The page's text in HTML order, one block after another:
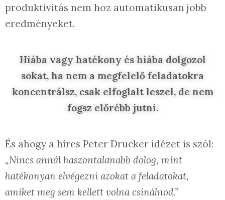
produktivitás nem hoz automatikusan jobb
eredményeket.
Hiába vagy hatékony és hiába dolgozol
sokat, ha nem a megfelelő feladatokra
koncentrálsz, csak elfoglalt leszel, de nem
fogsz előrébb jutni.
És ahogy a híres Peter Drucker idézet is szól:
„Nincs annál haszontalanabb dolog, mint
hatékonyan elvégezni azokat a feladatokat,
amiket meg sem kellett volna csinálnod.”